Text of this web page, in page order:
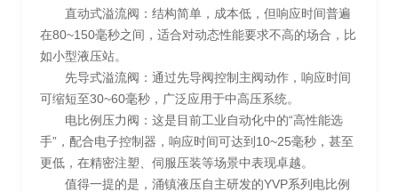
直动式溢流阀：结构简单，成本低，但响应时间普遍
在80~150毫秒之间，适合对动态性能要求不高的场合，比
如小型液压站。
先导式溢流阀：通过先导阀控制主阀动作，响应时间
可缩短至30~60毫秒，广泛应用于中高压系统。
电比例压力阀：这是目前工业自动化中的“高性能选
手”，配合电子控制器，响应时间可达到10~25毫秒，甚至
更低，在精密注塑、伺服压装等场景中表现卓越。
值得一提的是，涌镇液压自主研发的YVP系列电比例